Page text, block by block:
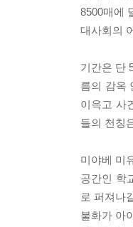
8500매에
대사회의
기간은 단
름의 감옥
이윽고 사
들의 천칭
미야베 미
공간인 학
로 퍼져나
불화가 아